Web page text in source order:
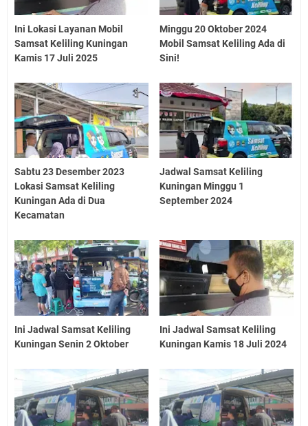
Ini Lokasi Layanan Mobil
Samsat Keliling Kuningan
Kamis 17 Juli 2025
Minggu 20 Oktober 2024
Mobil Samsat Keliling Ada di
Sini!
Sabtu 23 Desember 2023
Lokasi Samsat Keliling
Kuningan Ada di Dua
Kecamatan
Jadwal Samsat Keliling
Kuningan Minggu 1
September 2024
Ini Jadwal Samsat Keliling
Kuningan Senin 2 Oktober
Ini Jadwal Samsat Keliling
Kuningan Kamis 18 Juli 2024